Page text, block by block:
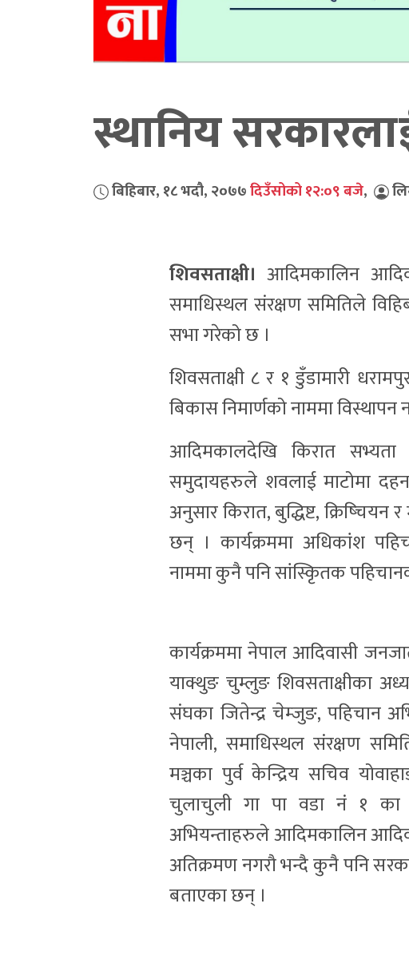
स्थानिय
बिहिबार, १८ भदौ, २०७७दिउँसोको १२:०९ बजे,
शिवसताक्षी। आदिमकालिन
समाधिस्थल संरक्षण समितिले
सभा गरेको छ ।
शिवसताक्षी ८ र १ डुँडामारी
बिकास निमार्णको नाममा
आदिमकालदेखि किरात सभ्यता
समुदायहरुले शवलाई माटोमा
अनुसार किरात, बुद्धिष्ट,
छन् । कार्यक्रममा अधिकांश
नाममा कुनै पनि सांस्कृितक
कार्यक्रममा नेपाल आदिवासी
याक्थुङ चुम्लुङ शिवसताक्षीका
संघका जितेन्द्र चेम्जुङ, पहिचान
नेपाली, समाधिस्थल संरक्षण
मञ्चका पुर्व केन्द्रिय सचिव
चुलाचुली गा पा वडा नं १ का
अभियन्ताहरुले आदिमकालिन
अतिक्रमण नगरौ भन्दै कुनै पनि
बताएका छन् ।